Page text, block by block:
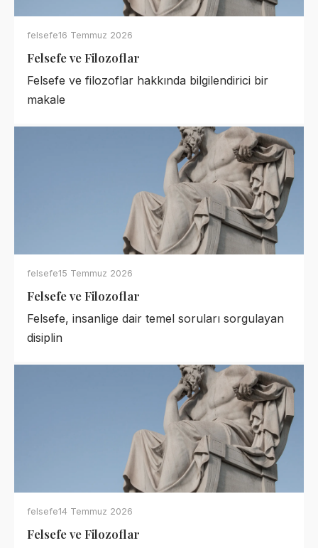
felsefe16 Temmuz 2026
Felsefe ve Filozoflar
Felsefe ve filozoflar hakkında bilgilendirici bir
makale
felsefe15 Temmuz 2026
Felsefe ve Filozoflar
Felsefe, insanlige dair temel soruları sorgulayan
disiplin
felsefe14 Temmuz 2026
Felsefe ve Filozoflar